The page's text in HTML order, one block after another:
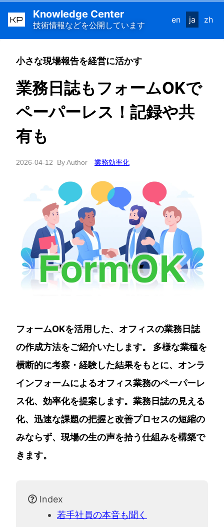
KP Knowledge Center
技術情報などを公開しています
en ja zh
小さな現場報告を経営に活かす
業務日誌もフォームOKで
ペーパーレス！記録や共
有も
2026-04-12 By Author 業務効率化
フォームOKを活用した、オフィスの業務日誌
の作成方法をご紹介いたします。 多様な業種を
横断的に考察・経験した結果をもとに、オンラ
インフォームによるオフィス業務のペーパーレ
ス化、効率化を提案します。業務日誌の見える
化、迅速な課題の把握と改善プロセスの短縮の
みならず、現場の生の声を拾う仕組みを構築で
きます。
Index
若手社員の本音も聞く